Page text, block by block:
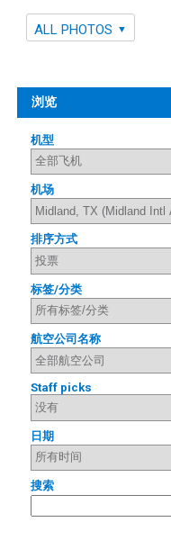
ALL PHOTOS
浏览
机型
机场
排序方式
标签/分类
航空公司名称
Staff picks
日期
搜索